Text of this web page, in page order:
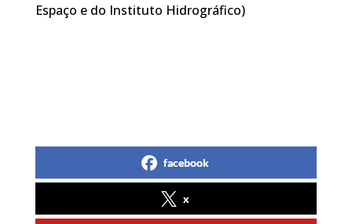
Espaço e do Instituto Hidrográfico)
facebook
x